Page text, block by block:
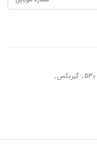
, گیربکس,